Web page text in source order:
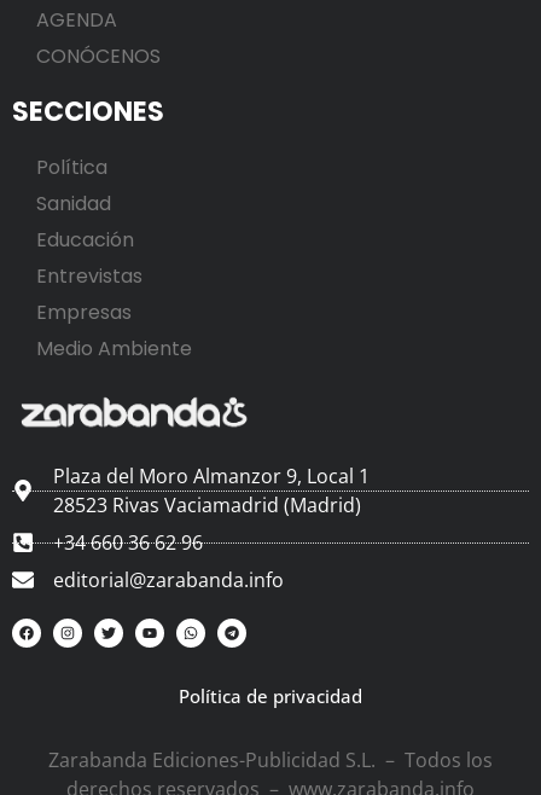
AGENDA
CONÓCENOS
SECCIONES
Política
Sanidad
Educación
Entrevistas
Empresas
Medio Ambiente
Plaza del Moro Almanzor 9, Local 1
28523 Rivas Vaciamadrid (Madrid)
+34 660 36 62 96
editorial@zarabanda.info
Política de privacidad
Zarabanda Ediciones-Publicidad S.L. – Todos los
derechos reservados – www.zarabanda.info